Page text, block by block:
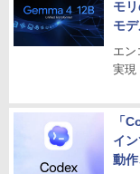
モ
モ
エン
実現
「
イ
動